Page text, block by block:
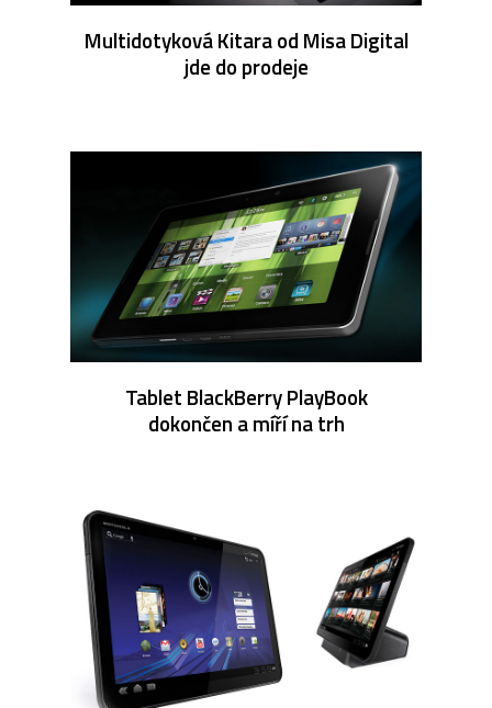
Multidotyková Kitara od Misa Digital
jde do prodeje
Tablet BlackBerry PlayBook
dokončen a míří na trh